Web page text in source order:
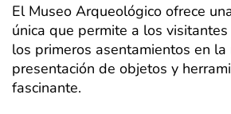
El Museo Arqueológico ofrece
única que permite a los
los primeros asentamientos en la
presentación de objetos y
fascinante.